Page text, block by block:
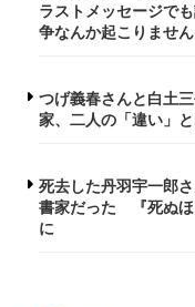
ラストメッセージで
争なんか起こりません
つげ義春さんと白土
家、二人の「違い」と
死去した丹羽宇一郎
書家だった 『死ぬほ
に